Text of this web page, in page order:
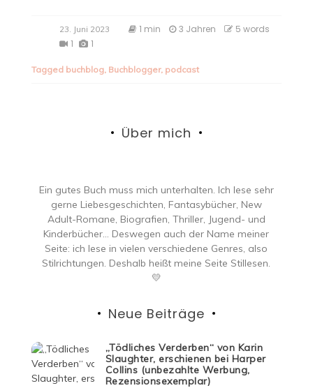
23. Juni 2023 1 min 3 Jahren
5 words
1
1
Tagged buchblog, Buchblogger, podcast
Über mich
Ein gutes Buch muss mich unterhalten. Ich lese sehr
gerne Liebesgeschichten, Fantasybücher, New
Adult-Romane, Biografien, Thriller, Jugend- und
Kinderbücher… Deswegen auch der Name meiner
Seite: ich lese in vielen verschiedene Genres, also
Stilrichtungen. Deshalb heißt meine Seite Stillesen.
💛
Neue Beiträge
„Tödliches Verderben“ von Karin
Slaughter, erschienen bei Harper
Collins (unbezahlte Werbung,
Rezensionsexemplar)